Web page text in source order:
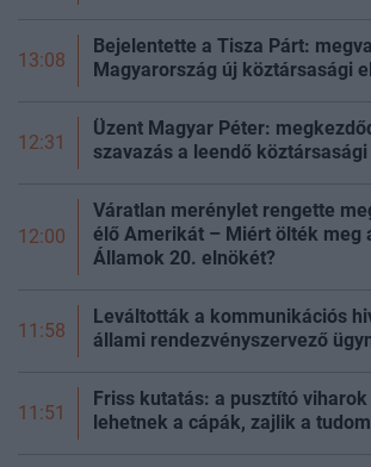
13:08
Bejelentette a Tisza Párt:
Magyarország új köztársasági
12:31
Üzent Magyar Péter:
szavazás a leendő
12:00
Váratlan merénylet rengette
élő Amerikát – Miért ölték meg
Államok 20. elnökét?
11:58
Leváltották a kommunikációs
állami rendezvényszervező
11:51
Friss kutatás: a pusztító
lehetnek a cápák, zajlik a